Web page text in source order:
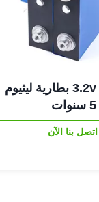
6C حظ 3.2v 130ah بطارية ليثيوم
اتصل بنا الآن